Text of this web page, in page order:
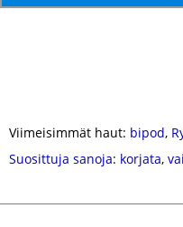
Viimeisimmät haut: bipod,
Suosittuja sanoja: korjata,